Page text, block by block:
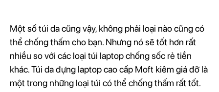
Một số túi da cũng vậy, không phải loại nào cũng có
thể chống thấm cho bạn. Nhưng nó sẽ tốt hơn rất
nhiều so với các loại túi laptop chống sốc rẻ tiền
khác. Túi da đựng laptop cao cấp Moft kiêm giá đỡ là
một trong những loại túi có thể chống thấm rất tốt.